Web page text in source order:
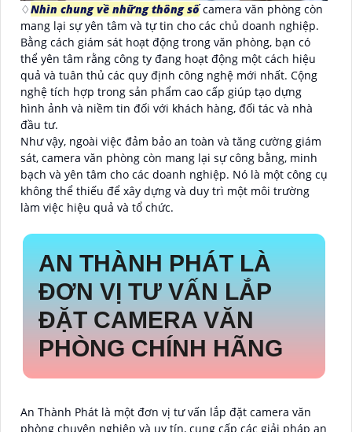
♢Nhìn chung về những thông sốcamera văn phòng còn
mang lại sự yên tâm và tự tin cho các chủ doanh nghiệp.
Bằng cách giám sát hoạt động trong văn phòng, bạn có
thể yên tâm rằng công ty đang hoạt động một cách hiệu
quả và tuân thủ các quy định công nghệ mới nhất. Cộng
nghệ tích hợp trong sản phẩm cao cấp giúp tạo dựng
hình ảnh và niềm tin đối với khách hàng, đối tác và nhà
đầu tư.
Như vậy, ngoài việc đảm bảo an toàn và tăng cường giám
sát, camera văn phòng còn mang lại sự công bằng, minh
bạch và yên tâm cho các doanh nghiệp. Nó là một công cụ
không thể thiếu để xây dựng và duy trì một môi trường
làm việc hiệu quả và tổ chức.
AN THÀNH PHÁT LÀ
ĐƠN VỊ TƯ VẤN LẮP
ĐẶT CAMERA VĂN
PHÒNG CHÍNH HÃNG
An Thành Phát là một đơn vị tư vấn lắp đặt camera văn
phòng chuyên nghiệp và uy tín, cung cấp các giải pháp an